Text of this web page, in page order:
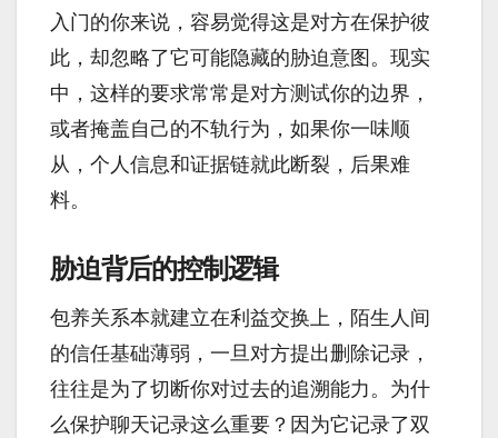
入门的你来说，容易觉得这是对方在保护彼
此，却忽略了它可能隐藏的胁迫意图。现实
中，这样的要求常常是对方测试你的边界，
或者掩盖自己的不轨行为，如果你一味顺
从，个人信息和证据链就此断裂，后果难
料。
胁迫背后的控制逻辑
包养关系本就建立在利益交换上，陌生人间
的信任基础薄弱，一旦对方提出删除记录，
往往是为了切断你对过去的追溯能力。为什
么保护聊天记录这么重要？因为它记录了双